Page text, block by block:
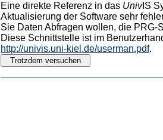
Eine direkte Referenz in das UnivIS
Aktualisierung der Software sehr
Sie Daten Abfragen wollen, die PRG-
Diese Schnittstelle ist im
http://univis.uni-kiel.de/userman.pdf.